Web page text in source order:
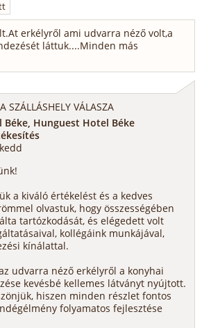
erkélyről ami udvarra néző volt,a
láttuk....Minden más
A SZÁLLÁSHELY VÁLASZA
Hunguest Hotel Béke
a kiváló értékelést és a kedves
olvastuk, hogy összességében
tartózkodását, és elégedett volt
kollégáink munkájával,
kínálattal.
udvarra néző erkélyről a konyhai
kevésbé kellemes látványt nyújtott.
hiszen minden részlet fontos
folyamatos fejlesztése